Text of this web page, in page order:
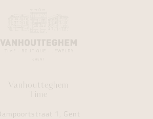
Vanhoutteghem
Time
Dampoortstraat 1, Gent